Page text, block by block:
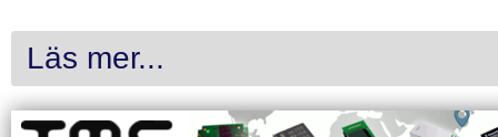
Läs mer...